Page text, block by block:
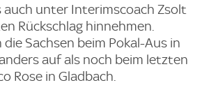
auch unter Interimscoach Zsolt
Rückschlag hinnehmen.
Sachsen beim Pokal-Aus in
auf als noch beim letzten
Rose in Gladbach.